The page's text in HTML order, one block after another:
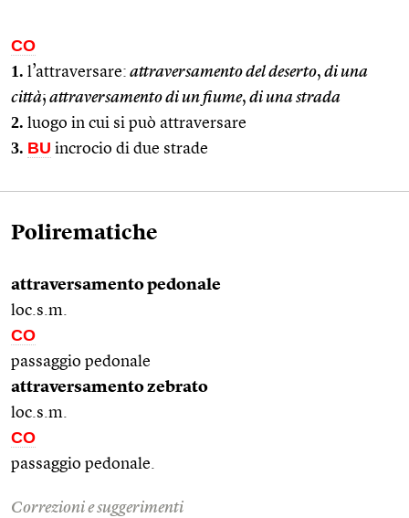
CO
1. l’attraversare: attraversamento del deserto, di una
città; attraversamento di un fiume, di una strada
2. luogo in cui si può attraversare
3. BU incrocio di due strade
Polirematiche
attraversamento pedonale
loc.s.m.
CO
passaggio pedonale
attraversamento zebrato
loc.s.m.
CO
passaggio pedonale.
Correzioni e suggerimenti